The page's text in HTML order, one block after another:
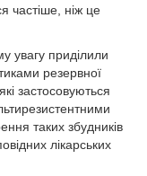
частіше, ніж це
увагу приділили
резервної
застосовуються
таких збудників
лікарських